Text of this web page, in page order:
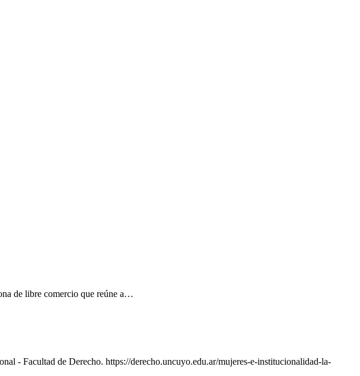
de libre comercio que reúne a…
- Facultad de Derecho. https://derecho.uncuyo.edu.ar/mujeres-e-institucionalidad-la-